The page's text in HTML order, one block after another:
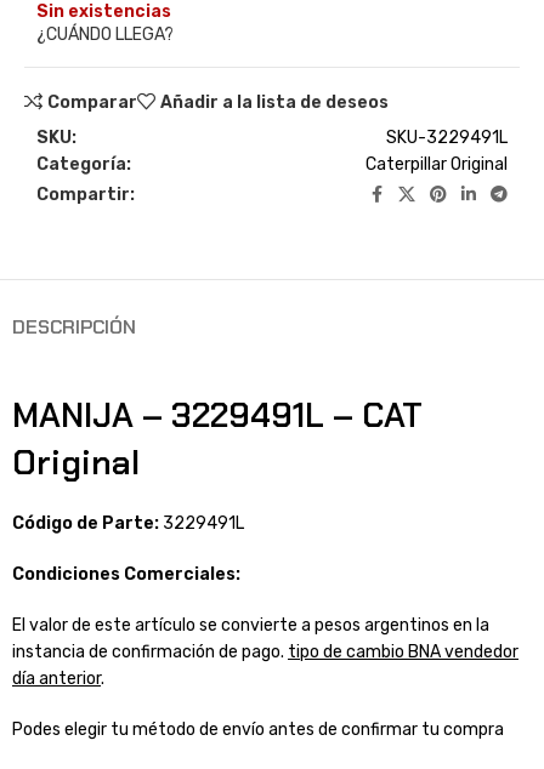
Sin existencias
¿CUÁNDO LLEGA?
Comparar
Añadir a la lista de deseos
SKU:
SKU-3229491L
Categoría:
Caterpillar Original
Compartir:
DESCRIPCIÓN
MANIJA – 3229491L – CAT
Original
Código de Parte: 3229491L
Condiciones Comerciales:
El valor de este artículo se convierte a pesos argentinos en la
instancia de confirmación de pago. tipo de cambio BNA vendedor
día anterior.
Podes elegir tu método de envío antes de confirmar tu compra